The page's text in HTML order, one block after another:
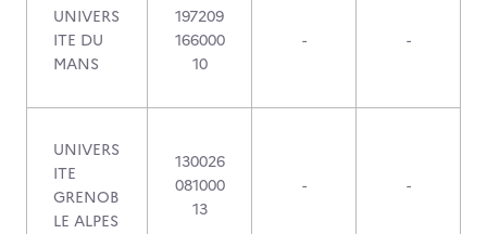
UNIVERS
ITE DU
MANS
197209
166000
10
- -
UNIVERS
ITE
GRENOB
LE ALPES
130026
081000
13
- -